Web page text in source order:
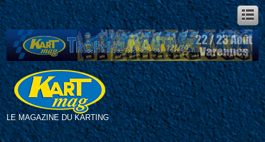
LE MAGAZINE DU KARTING